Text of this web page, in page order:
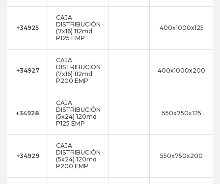
+34925
CAJA
DISTRIBUCIÓN
(7x16) 112md
P125 EMP
400x1000x125
+34927
CAJA
DISTRIBUCIÓN
(7x16) 112md
P200 EMP
400x1000x200
+34928
CAJA
DISTRIBUCIÓN
(5x24) 120md
P125 EMP
550x750x125
+34929
CAJA
DISTRIBUCIÓN
(5x24) 120md
P200 EMP
550x750x200